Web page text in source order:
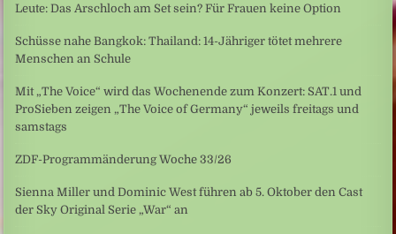
Leute: Das Arschloch am Set sein? Für Frauen keine Option
Schüsse nahe Bangkok: Thailand: 14-Jähriger tötet mehrere
Menschen an Schule
Mit „The Voice“ wird das Wochenende zum Konzert: SAT.1 und
ProSieben zeigen „The Voice of Germany“ jeweils freitags und
samstags
ZDF-Programmänderung Woche 33/26
Sienna Miller und Dominic West führen ab 5. Oktober den Cast
der Sky Original Serie „War“ an